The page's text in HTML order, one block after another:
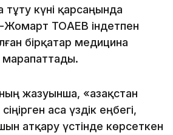
тұту күні қарсаңында
Жомарт ТОҚАЕВ індетпен
бірқатар медицина
марапаттады.
жазуынша, «Қазақстан
аса үздік еңбегі,
атқару үстінде көрсеткен